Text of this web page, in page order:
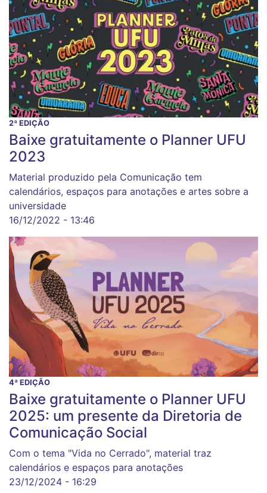
2ª EDIÇÃO
Baixe gratuitamente o Planner UFU
2023
Material produzido pela Comunicação tem
calendários, espaços para anotações e artes sobre a
universidade
16/12/2022 - 13:46
4ª EDIÇÃO
Baixe gratuitamente o Planner UFU
2025: um presente da Diretoria de
Comunicação Social
Com o tema "Vida no Cerrado", material traz
calendários e espaços para anotações
23/12/2024 - 16:29